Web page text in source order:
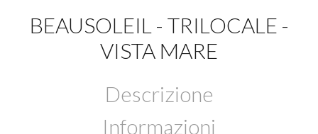
BEAUSOLEIL - TRILOCALE -
VISTA MARE
Descrizione
Informazioni